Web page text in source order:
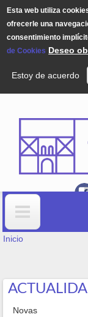
Esta web utiliza
ofrecerle una
consentimiento
de Cookies Deseo
Estoy de acuerdo
USTED ESTÁ
Inicio
Novas